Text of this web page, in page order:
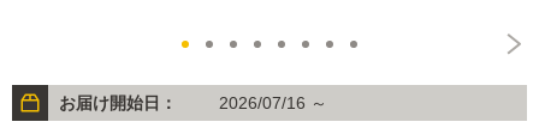
お届け開始日： 2026/07/16 ～